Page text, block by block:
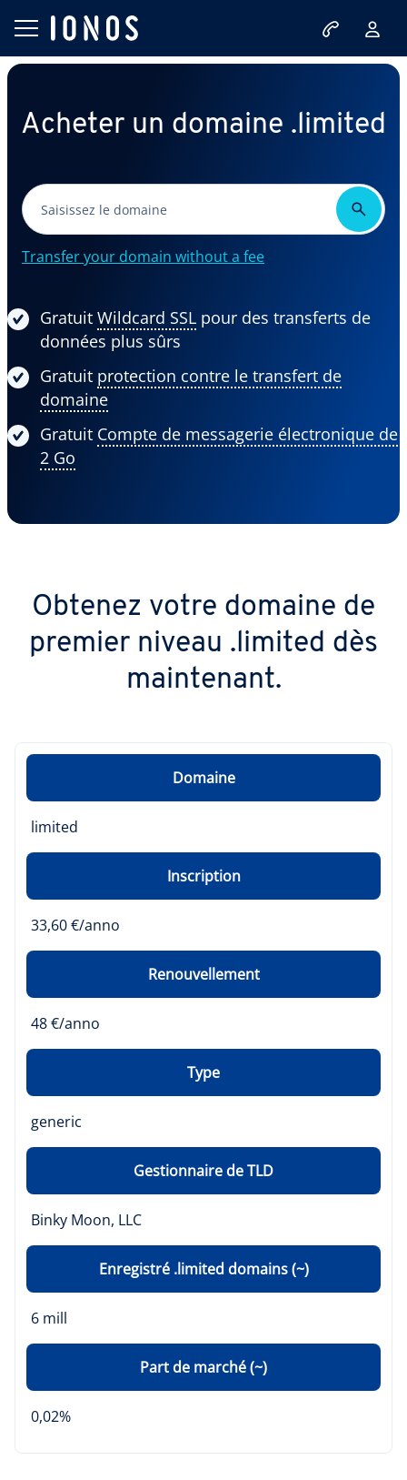
Acheter un domaine .limited
Transfer your domain without a fee
Gratuit Wildcard SSL pour des transferts de
données plus sûrs
Gratuit protection contre le transfert de
domaine
Gratuit Compte de messagerie électronique de
2 Go
Obtenez votre domaine de
premier niveau .limited dès
maintenant.
Domaine
limited
Inscription
33,60 €/anno
Renouvellement
48 €/anno
Type
generic
Gestionnaire de TLD
Binky Moon, LLC
Enregistré .limited domains (~)
6 mill
Part de marché (~)
0,02%